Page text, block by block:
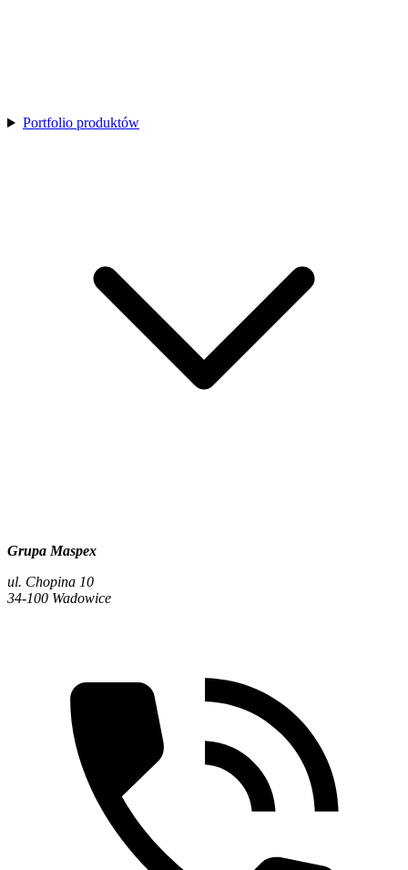
Portfolio produktów
Grupa Maspex
ul. Chopina 10
34-100 Wadowice